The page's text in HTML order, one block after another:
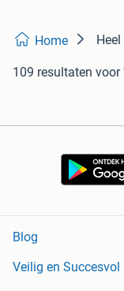
Home
109 resultaten voor
Blog
Veilig en Succesvol